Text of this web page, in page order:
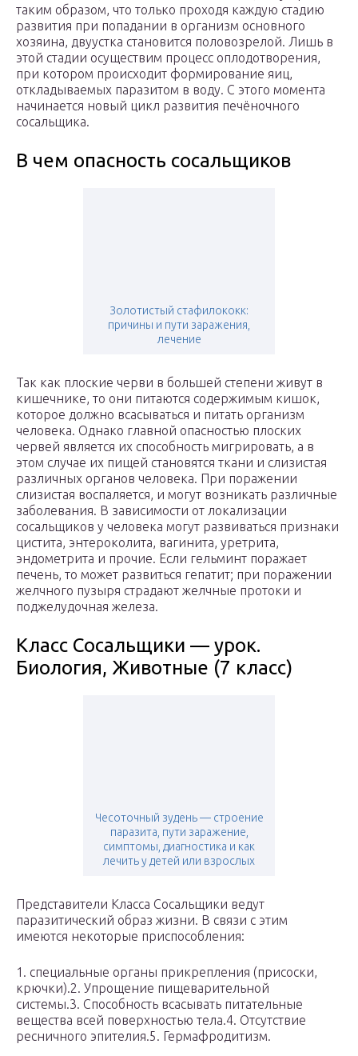
таким образом, что только проходя каждую стадию
развития при попадании в организм основного
хозяина, двуустка становится половозрелой. Лишь в
этой стадии осуществим процесс оплодотворения,
при котором происходит формирование яиц,
откладываемых паразитом в воду. С этого момента
начинается новый цикл развития печёночного
сосальщика.
В чем опасность сосальщиков
Золотистый стафилококк:
причины и пути заражения,
лечение
Так как плоские черви в большей степени живут в
кишечнике, то они питаются содержимым кишок,
которое должно всасываться и питать организм
человека. Однако главной опасностью плоских
червей является их способность мигрировать, а в
этом случае их пищей становятся ткани и слизистая
различных органов человека. При поражении
слизистая воспаляется, и могут возникать различные
заболевания. В зависимости от локализации
сосальщиков у человека могут развиваться признаки
цистита, энтероколита, вагинита, уретрита,
эндометрита и прочие. Если гельминт поражает
печень, то может развиться гепатит; при поражении
желчного пузыря страдают желчные протоки и
поджелудочная железа.
Класс Сосальщики — урок.
Биология, Животные (7 класс)
Чесоточный зудень — строение
паразита, пути заражение,
симптомы, диагностика и как
лечить у детей или взрослых
Представители Класса Сосальщики ведут
паразитический образ жизни. В связи с этим
имеются некоторые приспособления:
1. специальные органы прикрепления (присоски,
крючки).2. Упрощение пищеварительной
системы.3. Способность всасывать питательные
вещества всей поверхностью тела.4. Отсутствие
ресничного эпителия.5. Гермафродитизм.